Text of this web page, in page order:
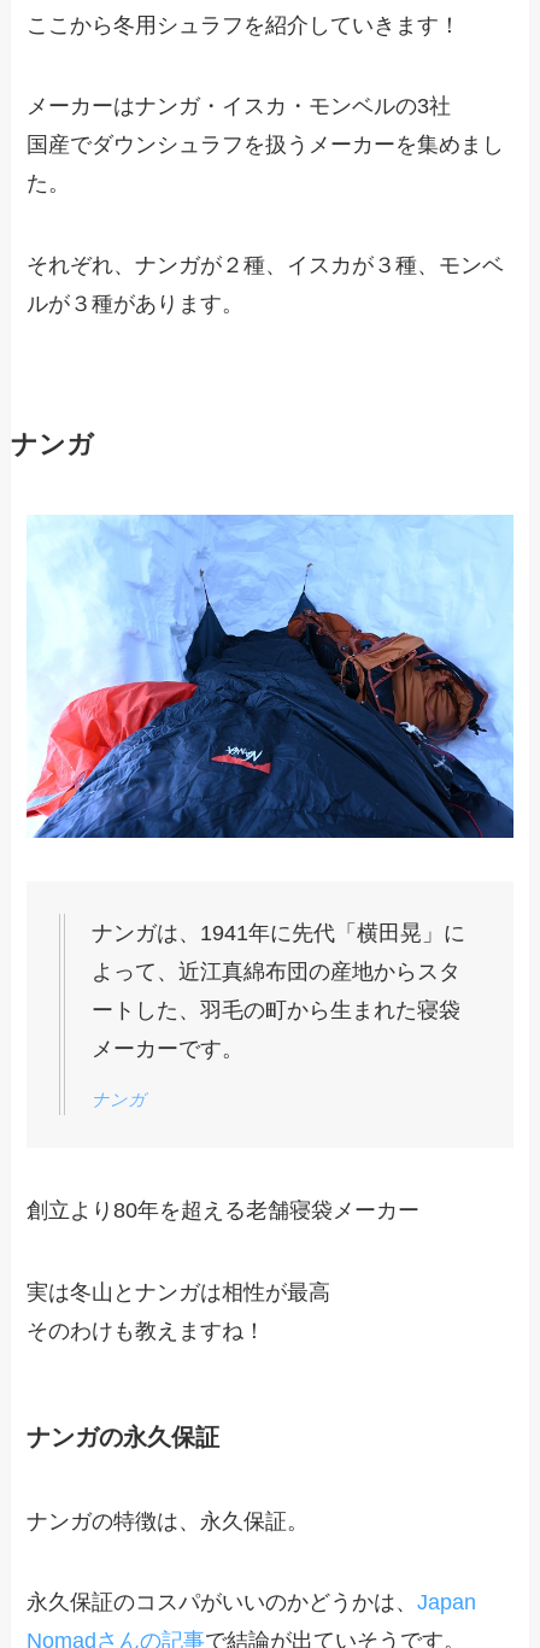
ここから冬用シュラフを紹介していきます！
メーカーはナンガ・イスカ・モンベルの3社
国産でダウンシュラフを扱うメーカーを集めまし
た。
それぞれ、ナンガが２種、イスカが３種、モンベ
ルが３種があります。
ナンガ
ナンガは、1941年に先代「横田晃」に
よって、近江真綿布団の産地からスタ
ートした、羽毛の町から生まれた寝袋
メーカーです。
ナンガ
創立より80年を超える老舗寝袋メーカー
実は冬山とナンガは相性が最高
そのわけも教えますね！
ナンガの永久保証
ナンガの特徴は、永久保証。
永久保証のコスパがいいのかどうかは、Japan
Nomadさんの記事で結論が出ていそうです。